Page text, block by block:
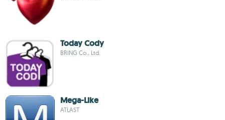
Today Cody
BRING Co., Ltd.
Mega-Like
ATLAST